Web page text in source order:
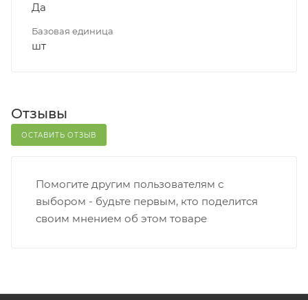
Да
Базовая единица
шт
Отзывы
ОСТАВИТЬ ОТЗЫВ
Помогите другим пользователям с
выбором - будьте первым, кто поделится
своим мнением об этом товаре